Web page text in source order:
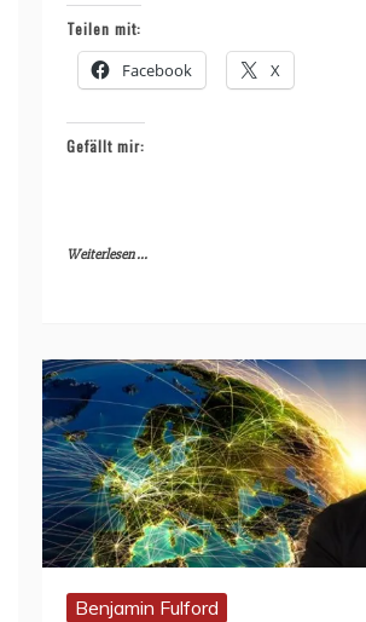
Teilen mit:
Facebook X
Gefällt mir:
Weiterlesen ...
Benjamin Fulford